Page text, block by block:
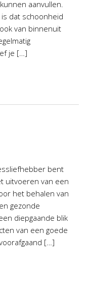
aanvullen.
dat schoonheid
van binnenuit
je […]
bent
uitvoeren van een
het behalen van
gezonde
diepgaande blik
van een goede
[…]